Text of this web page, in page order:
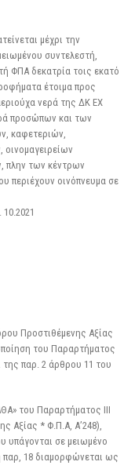
μέχρι την
συντελεστή,
ΦΠΑ δεκατρία τοις εκατό
έτοιμα προς
νερά της ΔΚ ΕΧ
προσώπων και των
καφετεριών,
πλην των κέντρων
περιέχουν οινόπνευμα σε
Προστιθέμενης Αξίας
του Παραρτήματος
της παρ. 2 άρθρου 11 του
του Παραρτήματος III
Αξίας * Φ.Π.Α, Α’248),
υπάγονται σε μειωμένο
παρ, 18 διαμορφώνεται ως